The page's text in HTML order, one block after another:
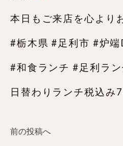
本日もご来店を心より
#栃木県 #足利市 #炉
#和食ランチ #足利ラ
日替わりランチ税込み
前の投稿へ